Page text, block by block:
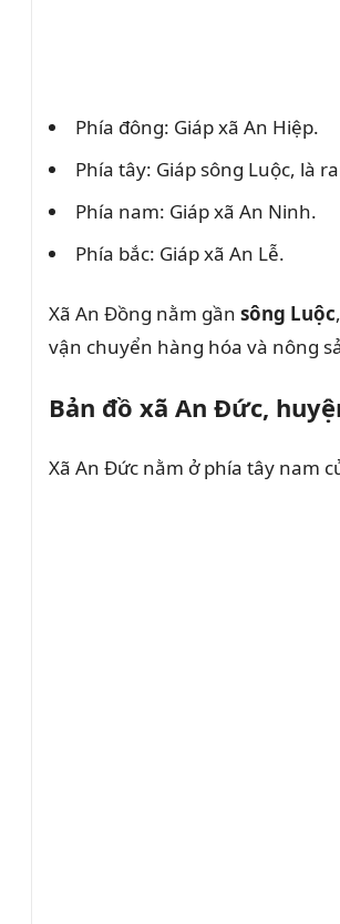
Phía đông: Giáp xã An Hiệp.
Phía tây: Giáp sông Luộc, là
Phía nam: Giáp xã An Ninh.
Phía bắc: Giáp xã An Lễ.
Xã An Đồng nằm gần sông Luộc
vận chuyển hàng hóa và nông
Bản đồ xã An Đức,
Xã An Đức nằm ở phía tây nam